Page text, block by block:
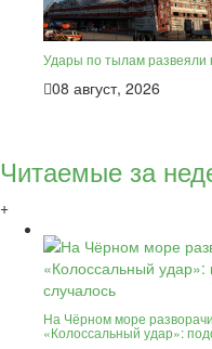
Удары по тылам развеяли
08 август, 2026
Читаемые за
+
На Чёрном море
«Колоссальный удар»: